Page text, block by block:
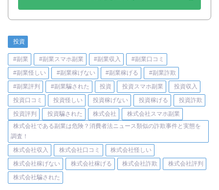
投資
#副業 #副業スマホ副業 #副業収入
#副業口コミ
#副業怪しい
#副業稼げない #副業稼げる
#副業詐欺
#副業評判
#副業騙された 投資 投資スマホ副業
投資収入
投資口コミ
投資怪しい 投資稼げない 投資稼げる
投資詐欺
投資評判
投資騙された 株式会社
株式会社スマホ副業
株式会社である副業は危険？消費者法ニュース類似の詐欺事件と実態を
調査！
株式会社収入
株式会社口コミ
株式会社怪しい
株式会社稼げない
株式会社稼げる 株式会社詐欺
株式会社評判
株式会社騙された